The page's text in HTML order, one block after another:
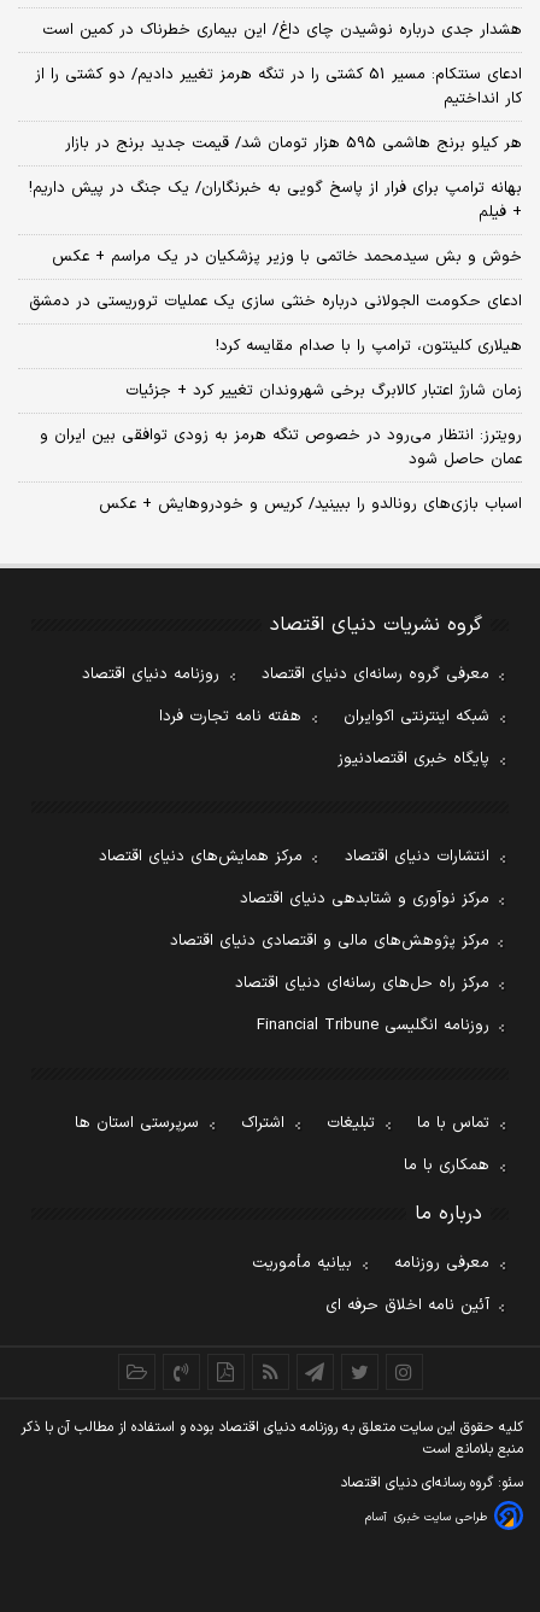
هشدار جدی درباره نوشیدن چای داغ/ این بیماری خطرناک در کمین است
ادعای سنتکام: مسیر 51 کشتی را در تنگه هرمز تغییر دادیم/ دو کشتی را از
کار انداختیم
هر کیلو برنج هاشمی 595 هزار تومان شد/ قیمت جدید برنج در بازار
بهانه ترامپ برای فرار از پاسخ گویی به خبرنگاران/ یک جنگ در پیش داریم!
+ فیلم
خوش و بش سیدمحمد خاتمی با وزیر پزشکیان در یک مراسم + عکس
ادعای حکومت الجولانی درباره خنثی سازی یک عملیات تروریستی در دمشق
هیلاری کلینتون، ترامپ را با صدام مقایسه کرد!
زمان شارژ اعتبار کالابرگ برخی شهروندان تغییر کرد + جزئیات
رویترز: انتظار می‌رود در خصوص تنگه هرمز به زودی توافقی بین ایران و
عمان حاصل شود
اسباب‌ بازی‌های رونالدو را ببینید/ کریس و خودروهایش + عکس
گروه نشریات دنیای اقتصاد
معرفی گروه رسانه‌ای دنیای اقتصاد
روزنامه دنیای اقتصاد
شبکه اینترنتی اکوایران
هفته نامه تجارت فردا
پایگاه خبری اقتصادنیوز
انتشارات دنیای اقتصاد
مرکز همایش‌های دنیای اقتصاد
مرکز نوآوری و شتابدهی دنیای اقتصاد
مرکز پژوهش‌های مالی و اقتصادی دنیای اقتصاد
مرکز راه حل‌های رسانه‌ای دنیای اقتصاد
روزنامه انگلیسی Financial Tribune
تماس با ما تبلیغات اشتراک
سرپرستی استان ها
همکاری با ما
درباره ما
معرفی روزنامه
بیانیه مأموریت
آئین نامه اخلاق حرفه ای
کليه حقوق اين سايت متعلق به روزنامه دنيای اقتصاد بوده و استفاده از مطالب آن با ذکر
منبع بلامانع است
سئو: گروه رسانه‌ای دنیای اقتصاد
طراحی سایت خبری آسام